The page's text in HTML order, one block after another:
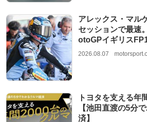
アレックス・マル
セッションで最速
otoGPイギリス
2026.08.07
トヨタを支える年
【池田直渡の5分
済】